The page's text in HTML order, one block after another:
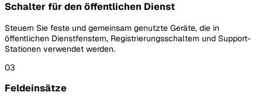
Schalter für den öffentlichen Dienst
Steuern Sie feste und gemeinsam genutzte Geräte, die in
öffentlichen Dienstfenstern, Registrierungsschaltern und Support-
Stationen verwendet werden.
03
Feldeinsätze